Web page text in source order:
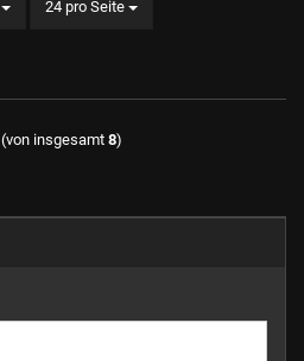
24 pro Seite
(von insgesamt 8)